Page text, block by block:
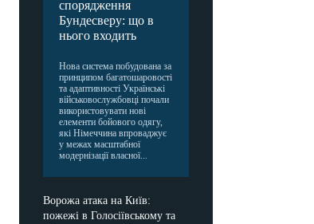
спорядження
Бундесверу: що в
нього входить
Нова система побудована за
принципом багатошаровості
та адаптивності Українські
військовослужбовці почали
використовувати нові
елементи бойового одягу,
які Німеччина впроваджує
у межах масштабної
модернізації власної...
Ворожа атака на Київ:
пожежі в Голосіївському та